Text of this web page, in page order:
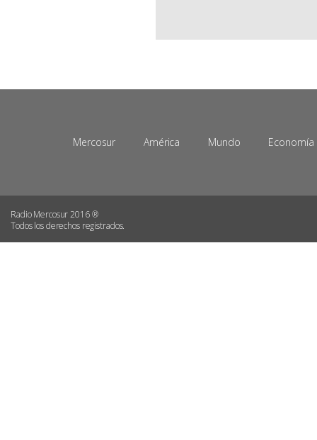
Mercosur América Mundo Economía
Radio Mercosur 2016 ®
Todos los derechos registrados.